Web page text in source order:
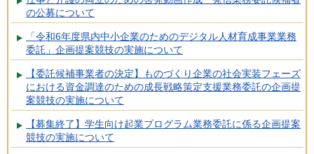
の公募について
「令和6年度県内中小企業のためのデジタル人材育成事業業務
委託」企画提案競技の実施について
【委託候補事業者の決定】ものづくり企業の社会実装フェーズ
における資金調達のための成長戦略策定支援業務委託の企画提
案競技の実施について
【募集終了】学生向け起業プログラム業務委託に係る企画提案
競技の実施について